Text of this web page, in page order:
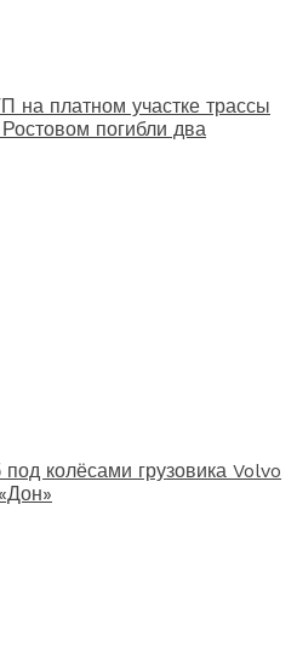
на платном участке трассы
погибли два
колёсами грузовика Volvo